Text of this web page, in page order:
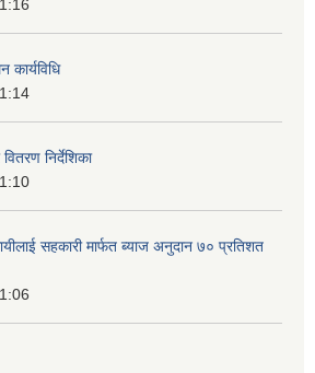
कार्यविधि
निर्देशिका
सहकारी मार्फत ब्याज अनुदान ७० प्रतिशत